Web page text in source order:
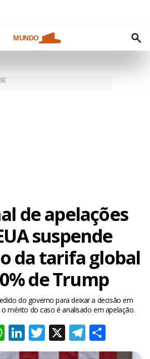
MUNDO
de apelações
suspende
da tarifa global
de Trump
do governo para deixar a decisão em
mérito do caso é analisado em apelação.
WhatsApp
LinkedIn
Twitter
X